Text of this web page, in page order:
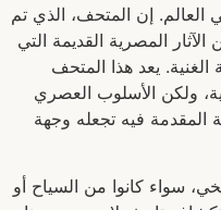
العالم. إن المتحف، الذي تم
المصرية القديمة التي
يعد هذا المتحف
قطعة أثرية، ولكن الأسلوب العصري
المقدمة فيه تجعله وجهة
سواء كانوا من السياح أو